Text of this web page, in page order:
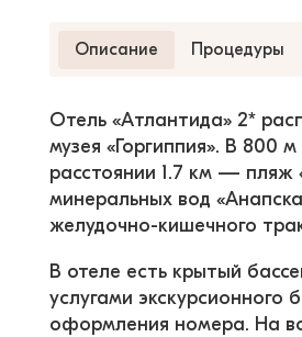
Описание Процедуры
Отель «Атлантида» 2*
музея «Горгиппия». В 800
расстоянии 1.7 км — пляж
минеральных вод
желудочно-кишечного
В отеле есть крытый
услугами
оформления номера. На